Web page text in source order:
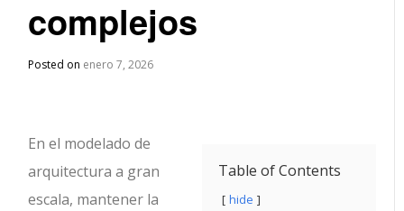
complejos
Posted on enero 7, 2026
Table of Contents
hide
En el modelado de
arquitectura a gran
escala, mantener la